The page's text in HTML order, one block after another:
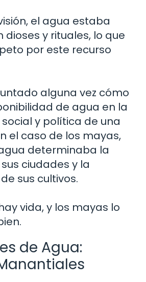
el agua estaba
dioses y rituales, lo que
por este recurso
alguna vez cómo
de agua en la
y política de una
el caso de los mayas,
determinaba la
ciudades y la
sus cultivos.
vida, y los mayas lo
de Agua: